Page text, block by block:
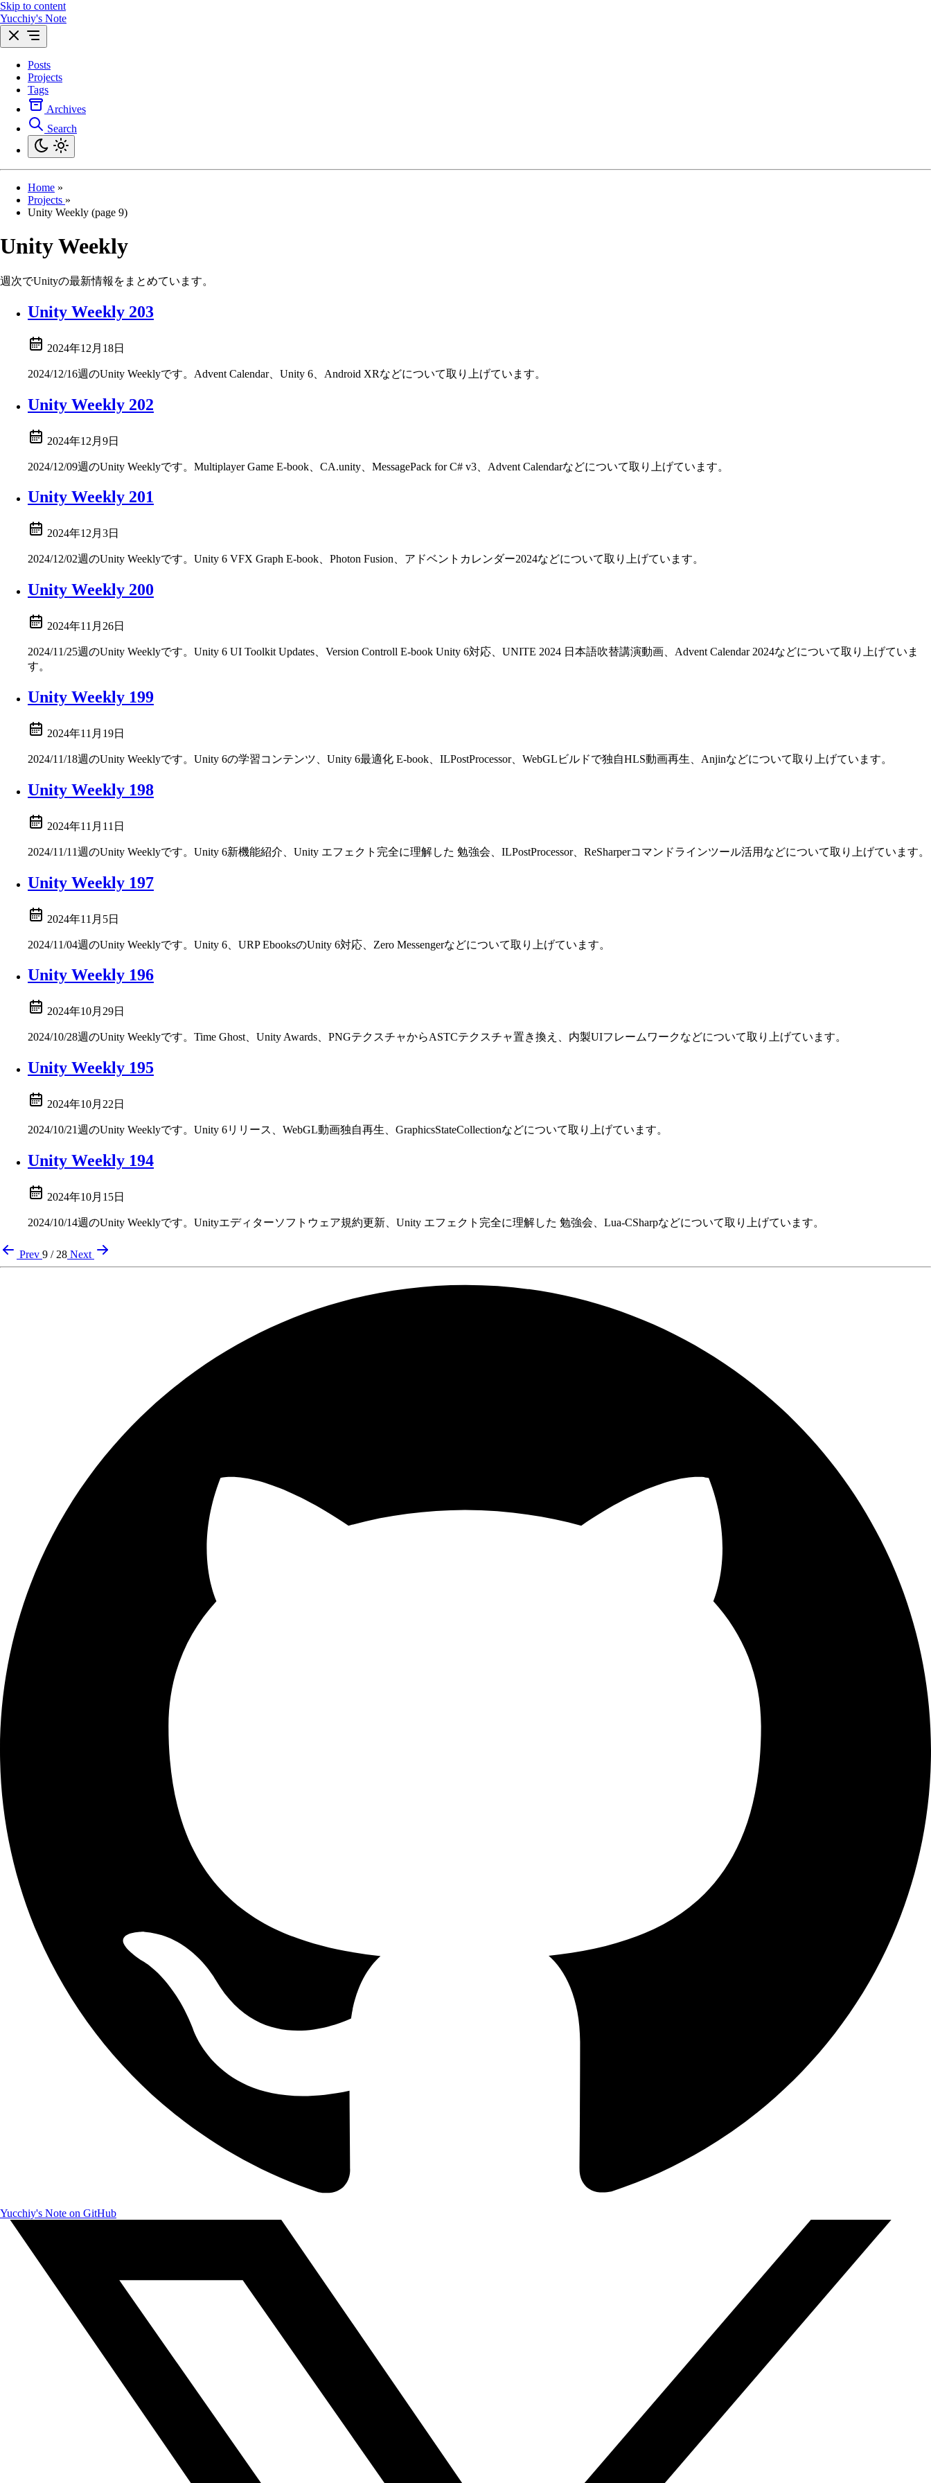
Skip to content
Yucchiy's Note
Posts
Projects
Tags
Archives
Search
Home »
Projects »
Unity Weekly (page 9)
Unity Weekly
週次でUnityの最新情報をまとめています。
Unity Weekly 203
2024年12月18日
2024/12/16週のUnity Weeklyです。Advent Calendar、Unity 6、Android XRなどについて取り上げています。
Unity Weekly 202
2024年12月9日
2024/12/09週のUnity Weeklyです。Multiplayer Game E-book、CA.unity、MessagePack for C# v3、Advent Calendarなどについて取り上げています。
Unity Weekly 201
2024年12月3日
2024/12/02週のUnity Weeklyです。Unity 6 VFX Graph E-book、Photon Fusion、アドベントカレンダー2024などについて取り上げています。
Unity Weekly 200
2024年11月26日
2024/11/25週のUnity Weeklyです。Unity 6 UI Toolkit Updates、Version Controll E-book Unity 6対応、UNITE 2024 日本語吹替講演動画、Advent Calendar 2024などについて取り上げていま
す。
Unity Weekly 199
2024年11月19日
2024/11/18週のUnity Weeklyです。Unity 6の学習コンテンツ、Unity 6最適化 E-book、ILPostProcessor、WebGLビルドで独自HLS動画再生、Anjinなどについて取り上げています。
Unity Weekly 198
2024年11月11日
2024/11/11週のUnity Weeklyです。Unity 6新機能紹介、Unity エフェクト完全に理解した 勉強会、ILPostProcessor、ReSharperコマンドラインツール活用などについて取り上げています。
Unity Weekly 197
2024年11月5日
2024/11/04週のUnity Weeklyです。Unity 6、URP EbooksのUnity 6対応、Zero Messengerなどについて取り上げています。
Unity Weekly 196
2024年10月29日
2024/10/28週のUnity Weeklyです。Time Ghost、Unity Awards、PNGテクスチャからASTCテクスチャ置き換え、内製UIフレームワークなどについて取り上げています。
Unity Weekly 195
2024年10月22日
2024/10/21週のUnity Weeklyです。Unity 6リリース、WebGL動画独自再生、GraphicsStateCollectionなどについて取り上げています。
Unity Weekly 194
2024年10月15日
2024/10/14週のUnity Weeklyです。Unityエディターソフトウェア規約更新、Unity エフェクト完全に理解した 勉強会、Lua-CSharpなどについて取り上げています。
Prev 9 / 28 Next
Yucchiy's Note on GitHub